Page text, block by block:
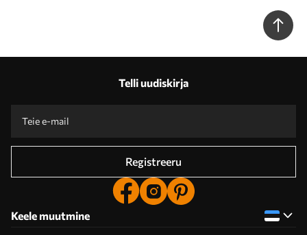
Telli uudiskirja
Registreeru
Keele muutmine